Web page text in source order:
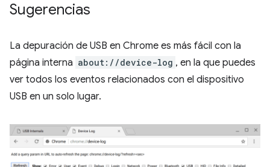
Sugerencias
La depuración de USB en Chrome es más fácil con la
página interna about://device-log , en la que puedes
ver todos los eventos relacionados con el dispositivo
USB en un solo lugar.